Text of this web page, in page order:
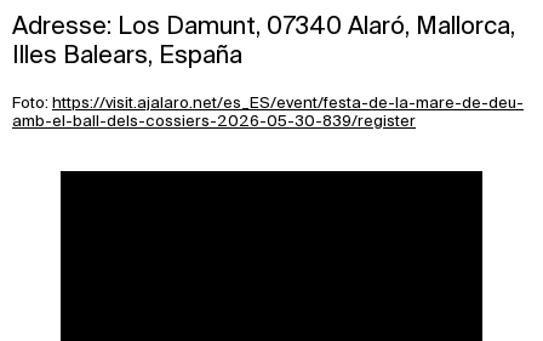
Adresse: Los Damunt, 07340 Alaró, Mallorca,
Illes Balears, España
Foto: https://visit.ajalaro.net/es_ES/event/festa-de-la-mare-de-deu-
amb-el-ball-dels-cossiers-2026-05-30-839/register